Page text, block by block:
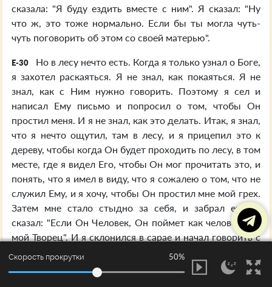
сказала: "Я буду ездить вместе с ним". Я сказал: "Ну
что ж, это тоже нормально. Если бы ты могла чуть-
чуть поговорить об этом со своей матерью".
E-30
Но в лесу нечто есть. Когда я только узнал о Боге,
я захотел раскаяться. Я не знал, как покаяться. Я не
знал, как с Ним нужно говорить. Поэтому я сел и
написал Ему письмо и попросил о том, чтобы Он
простил меня. И я не знал, как это делать. Итак, я знал,
что я нечто ощутил, там в лесу, и я прицепил это к
дереву, чтобы когда Он будет проходить по лесу, в том
месте, где я видел Его, чтобы Он мог прочитать это, и
понять, что я имел в виду, что я сожалею о том, что не
служил Ему, и я хочу, чтобы Он простил мне мой грех.
Затем мне стало стыдно за себя, и забрал его. Я
сказал: "Если Он Человек, Он поймет как человек. Он
мой Творец". И я склонился в сарае и начал говорить с
Ним как с человеком, и Он ответил мне как человек.
Затем, это было…
Скорость прокрутки 50%